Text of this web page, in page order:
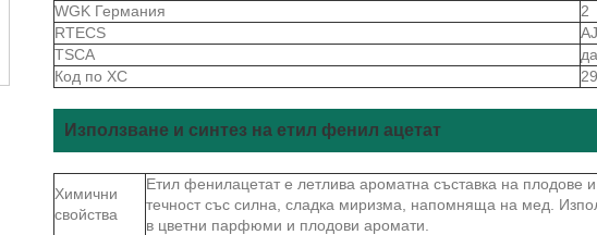
WGK Германия
2
RTECS
TSCA
да
Код по ХС
Използване и синтез на етил фенил ацетат
Химични
свойства
Етил фенилацетат е летлива ароматна съставка на плодове
течност със силна, сладка миризма, напомняща на мед.
в цветни парфюми и плодови аромати.